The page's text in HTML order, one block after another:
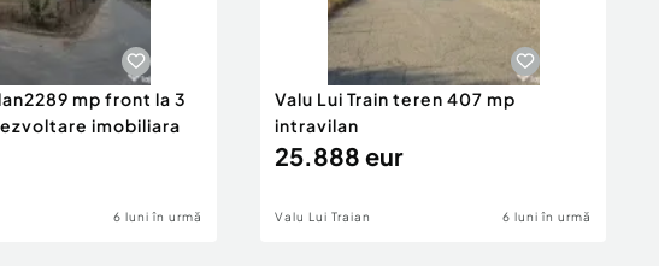
mp front la 3
imobiliara
6 luni în urmă
Valu Lui Train teren 407 mp
intravilan
25.888 eur
Valu Lui Traian 6 luni în urmă